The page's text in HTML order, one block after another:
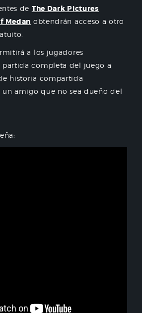
de The Dark Pictures
Medan obtendrán acceso a otro
a los jugadores
partida completa del juego a
historia compartida
amigo que no sea dueño del